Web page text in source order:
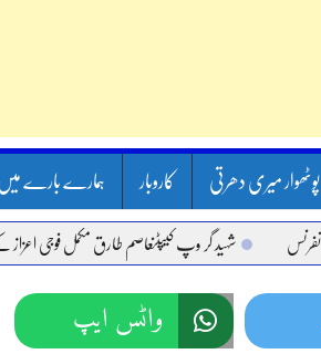
پوٹھوار میری دھرتی کاروبار ہمارے بارے میں
شہید گر وپ کیپٹنعاصم طارق مکمل فوجی اعزاز کے ساتھ
واٹس ایپ